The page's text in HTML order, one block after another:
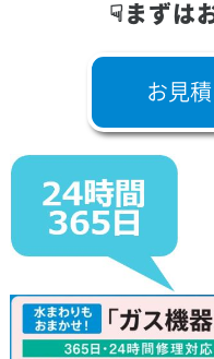
☟まずは
お見